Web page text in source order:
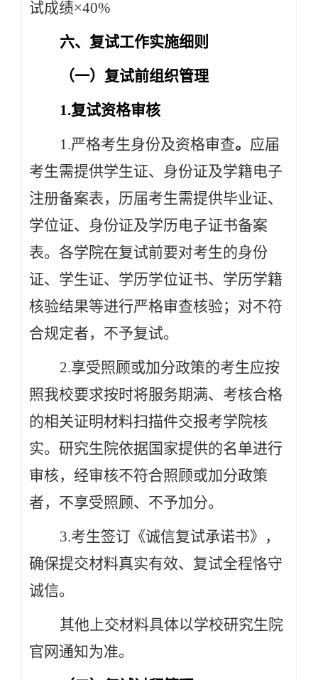
试成绩×40%
六、复试工作实施细则
（一）复试前组织管理
1.复试资格审核
1.严格考生身份及资格审查。 应届
考生需提供学生证、身份证及学籍电子
注册备案表，历届考生需提供毕业证、
学位证、身份证及学历电子证书备案
表。各学院在复试前要对考生的身份
证、学生证、学历学位证书、学历学籍
核验结果等进行严格审查核验；对不符
合规定者，不予复试。
2.享受照顾或加分政策的考生应按
照我校要求按时将服务期满、考核合格
的相关证明材料扫描件交报考学院核
实。研究生院依据国家提供的名单进行
审核，经审核不符合照顾或加分政策
者，不享受照顾、不予加分。
3.考生签订《诚信复试承诺书》，
确保提交材料真实有效、复试全程恪守
诚信。
其他上交材料具体以学校研究生院
官网通知为准。